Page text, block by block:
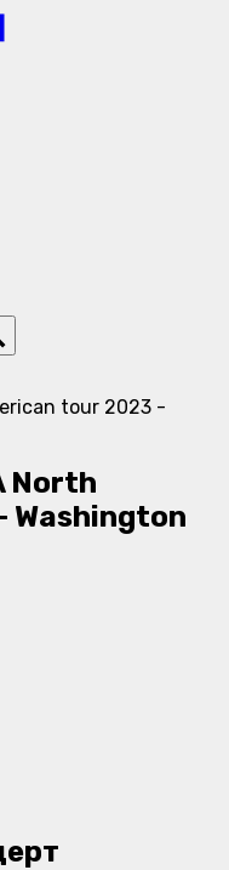
North
Washington